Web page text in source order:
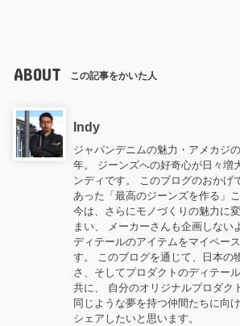
ABOUT この記事をかいた人
Indy
ジャパンデニムの魅力・アメカジ
年。 ジーンズへの好奇心が日々増
ンディです。 このブログのおかげ
あった「最高のジーンズを作る」
今は、さらにモノづくりの魅力に
まい、 メーカーさんも企画しない
ディテールのアイテムをマイペー
す。 このブログを通じて、日本の
さ、そしてプロダクトのディテー
共に、 自分のオリジナルプロダク
同じような夢を持つ仲間たちに向
シェアしたいと思います。